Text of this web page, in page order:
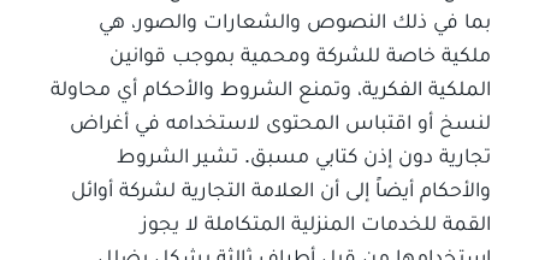
بما في ذلك النصوص والشعارات والصور، هي
ملكية خاصة للشركة ومحمية بموجب قوانين
الملكية الفكرية، وتمنع الشروط والأحكام أي محاولة
لنسخ أو اقتباس المحتوى لاستخدامه في أغراض
تجارية دون إذن كتابي مسبق. تشير الشروط
والأحكام أيضاً إلى أن العلامة التجارية لشركة أوائل
القمة للخدمات المنزلية المتكاملة لا يجوز